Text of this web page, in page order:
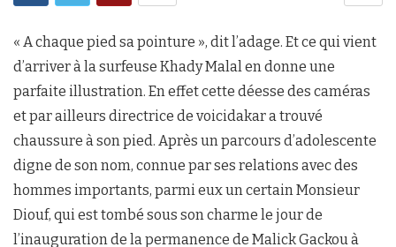
« A chaque pied sa pointure », dit l’adage. Et ce qui vient
d’arriver à la surfeuse Khady Malal en donne une
parfaite illustration. En effet cette déesse des caméras
et par ailleurs directrice de voicidakar a trouvé
chaussure à son pied. Après un parcours d’adolescente
digne de son nom, connue par ses relations avec des
hommes importants, parmi eux un certain Monsieur
Diouf, qui est tombé sous son charme le jour de
l’inauguration de la permanence de Malick Gackou à